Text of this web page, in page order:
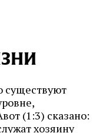
существуют
(1:3) сказано:
хозяину